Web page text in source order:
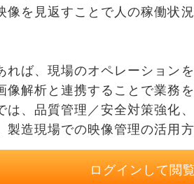
像を見返すことで人の稼働状
ば、現場のオペレーション
像解析と連携することで業務
は、品質管理／安全対策強化
製造現場での映像管理の活用
ログインして閲覧